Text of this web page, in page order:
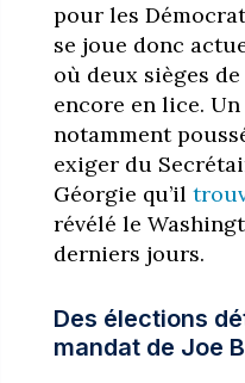
pour les
se joue donc
où deux sièges
encore en lice.
notamment
exiger du
Géorgie qu’il
révélé le
derniers jours.
Des élections
mandat de Joe